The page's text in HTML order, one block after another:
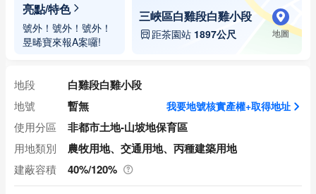
亮點/特色
號外！號外！號外！
昱晞寶來報A案囉!
三峽區白雞段白雞小段
距茶園站 1897公尺 地圖
地段 白雞段白雞小段
地號 暫無 我要地號核實產權+取得地址
使用分區 非都市土地-山坡地保育區
用地類別 農牧用地、交通用地、丙種建築用地
建蔽容積 40%/120%